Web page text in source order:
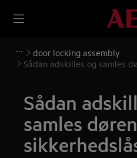
door locking assembly
Sådan adskilles og samles
Sådan
samles